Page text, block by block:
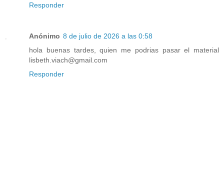
Responder
Anónimo 8 de julio de 2026 a las 0:58
hola buenas tardes, quien me podrias pasar el material
lisbeth.viach@gmail.com
Responder